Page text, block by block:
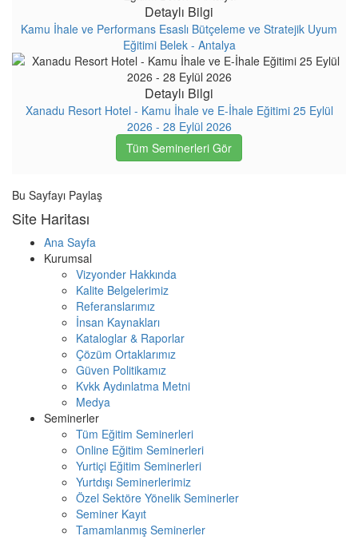
Detaylı Bilgi
Kamu İhale ve Performans Esaslı Bütçeleme ve Stratejik Uyum
Eğitimi Belek - Antalya
Detaylı Bilgi
Xanadu Resort Hotel - Kamu İhale ve E-İhale Eğitimi 25 Eylül
2026 - 28 Eylül 2026
Tüm Seminerleri Gör
Bu Sayfayı Paylaş
Site Haritası
Ana Sayfa
Kurumsal
Vizyonder Hakkında
Kalite Belgelerimiz
Referanslarımız
İnsan Kaynakları
Kataloglar & Raporlar
Çözüm Ortaklarımız
Güven Politikamız
Kvkk Aydınlatma Metni
Medya
Seminerler
Tüm Eğitim Seminerleri
Online Eğitim Seminerleri
Yurtiçi Eğitim Seminerleri
Yurtdışı Seminerlerimiz
Özel Sektöre Yönelik Seminerler
Seminer Kayıt
Tamamlanmış Seminerler